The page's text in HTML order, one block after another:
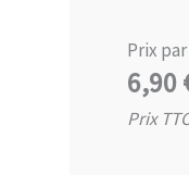
Prix
6,90
Prix